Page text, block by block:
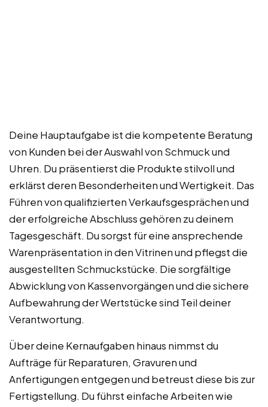
Deine Hauptaufgabe ist die kompetente Beratung
von Kunden bei der Auswahl von Schmuck und
Uhren. Du präsentierst die Produkte stilvoll und
erklärst deren Besonderheiten und Wertigkeit. Das
Führen von qualifizierten Verkaufsgesprächen und
der erfolgreiche Abschluss gehören zu deinem
Tagesgeschäft. Du sorgst für eine ansprechende
Warenpräsentation in den Vitrinen und pflegst die
ausgestellten Schmuckstücke. Die sorgfältige
Abwicklung von Kassenvorgängen und die sichere
Aufbewahrung der Wertstücke sind Teil deiner
Verantwortung.
Über deine Kernaufgaben hinaus nimmst du
Aufträge für Reparaturen, Gravuren und
Anfertigungen entgegen und betreust diese bis zur
Fertigstellung. Du führst einfache Arbeiten wie